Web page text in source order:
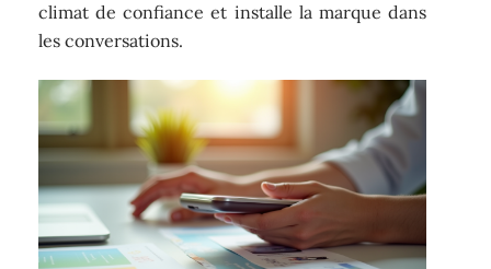
climat de confiance et installe la marque dans
les conversations.